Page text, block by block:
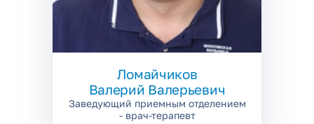
Ломайчиков
Валерий Валерьевич
Заведующий приемным отделением
- врач-терапевт